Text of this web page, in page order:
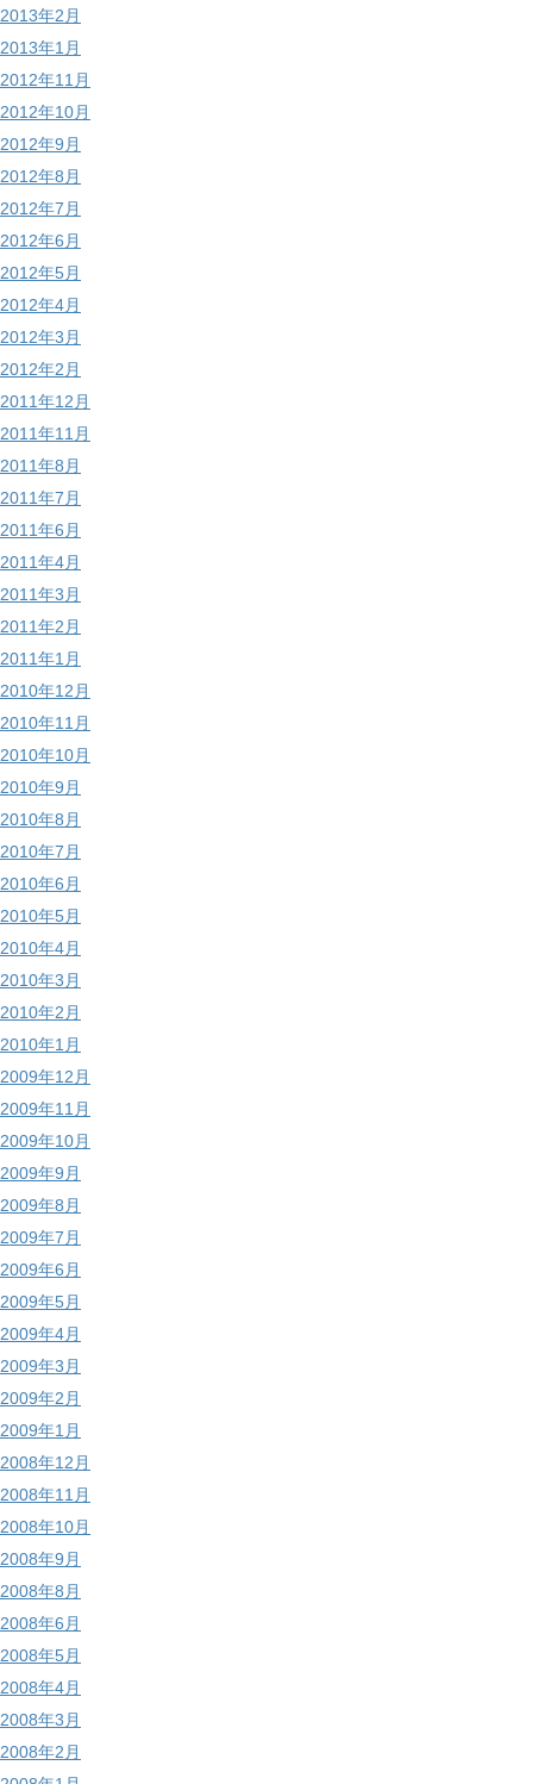
2013年2月
2013年1月
2012年11月
2012年10月
2012年9月
2012年8月
2012年7月
2012年6月
2012年5月
2012年4月
2012年3月
2012年2月
2011年12月
2011年11月
2011年8月
2011年7月
2011年6月
2011年4月
2011年3月
2011年2月
2011年1月
2010年12月
2010年11月
2010年10月
2010年9月
2010年8月
2010年7月
2010年6月
2010年5月
2010年4月
2010年3月
2010年2月
2010年1月
2009年12月
2009年11月
2009年10月
2009年9月
2009年8月
2009年7月
2009年6月
2009年5月
2009年4月
2009年3月
2009年2月
2009年1月
2008年12月
2008年11月
2008年10月
2008年9月
2008年8月
2008年6月
2008年5月
2008年4月
2008年3月
2008年2月